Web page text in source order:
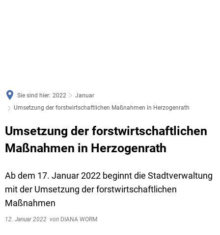
Sie sind hier: 2022
Januar
Umsetzung der forstwirtschaftlichen Maßnahmen in Herzogenrath
Umsetzung der forstwirtschaftlichen
Maßnahmen in Herzogenrath
Ab dem 17. Januar 2022 beginnt die Stadtverwaltung
mit der Umsetzung der forstwirtschaftlichen
Maßnahmen
12. Januar 2022 von DIANA WORM